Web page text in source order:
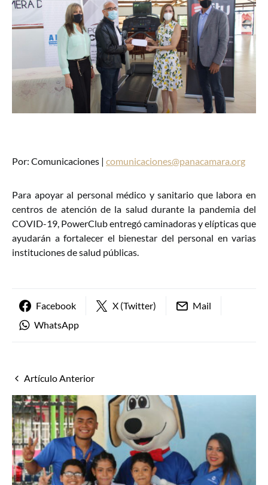
Por: Comunicaciones | comunicaciones@panacamara.org
Para apoyar al personal médico y sanitario que labora en
centros de atención de la salud durante la pandemia del
COVID-19, PowerClub entregó caminadoras y elípticas que
ayudarán a fortalecer el bienestar del personal en varias
instituciones de salud públicas.
Facebook X (Twitter)
Mail
WhatsApp
Artículo Anterior